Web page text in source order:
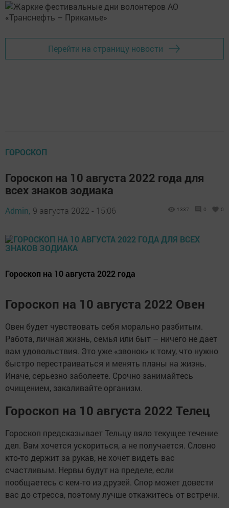
Перейти на страницу новости
ГОРОСКОП
Гороскоп на 10 августа 2022 года для
всех знаков зодиака
Admin, 9 августа 2022 - 15:06 1337 0 0
Гороскоп на 10 августа 2022 года
Гороскоп на 10 августа 2022 Овен
Овен будет чувствовать себя морально разбитым.
Работа, личная жизнь, семья или быт – ничего не дает
вам удовольствия. Это уже «звонок» к тому, что нужно
быстро перестраиваться и менять планы на жизнь.
Иначе, серьезно заболеете. Срочно занимайтесь
очищением, закаливайте организм.
Гороскоп на 10 августа 2022 Телец
Гороскоп предсказывает Тельцу вяло текущее течение
дел. Вам хочется ускориться, а не получается. Словно
кто-то держит за рукав, не хочет видеть вас
счастливым. Нервы будут на пределе, если
пообщаетесь с кем-то из друзей. Спор может довести
вас до стресса, поэтому лучше откажитесь от встречи.